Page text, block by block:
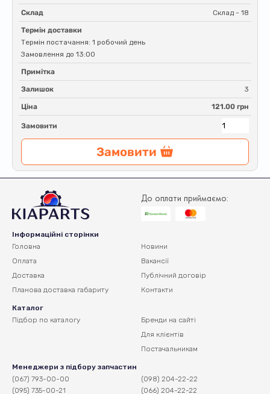
Склад Склад - 18
Термін доставки
Термін постачання: 1 робочий день
Замовлення до 13:00
Примітка
Залишок 3
Ціна 121.00 грн
Замовити
Замовити
До оплати приймаємо:
Інформаційні сторінки
Головна
Оплата
Доставка
Планова доставка габариту
Новини
Вакансії
Публічний договір
Контакти
Каталог
Підбор по каталогу
Бренди на сайті
Для клієнтів
Постачальникам
Менеджери з підбору запчастин
(067) 793-00-00
(095) 735-00-21
(098) 204-22-22
(066) 204-22-22